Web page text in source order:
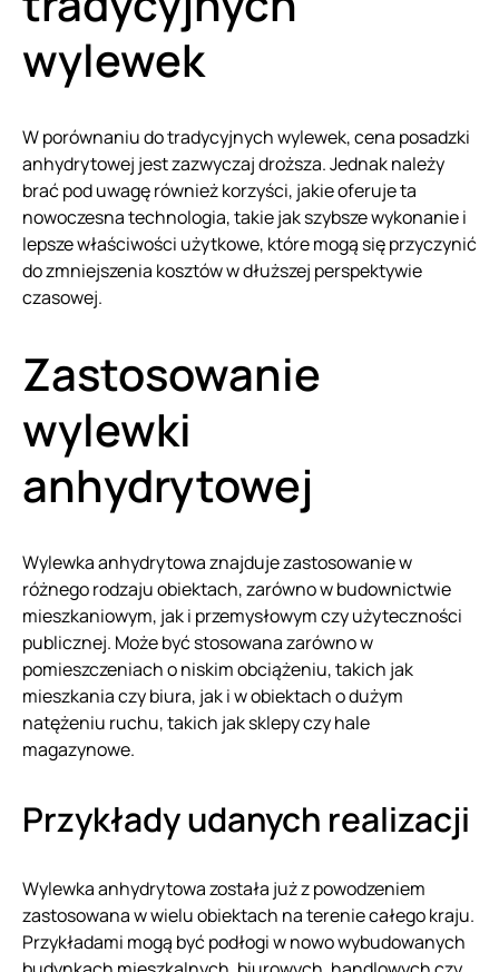
wylewek
W porównaniu do tradycyjnych wylewek, cena posadzki
anhydrytowej jest zazwyczaj droższa. Jednak należy
brać pod uwagę również korzyści, jakie oferuje ta
nowoczesna technologia, takie jak szybsze wykonanie i
lepsze właściwości użytkowe, które mogą się przyczynić
do zmniejszenia kosztów w dłuższej perspektywie
czasowej.
Zastosowanie
wylewki
anhydrytowej
Wylewka anhydrytowa znajduje zastosowanie w
różnego rodzaju obiektach, zarówno w budownictwie
mieszkaniowym, jak i przemysłowym czy użyteczności
publicznej. Może być stosowana zarówno w
pomieszczeniach o niskim obciążeniu, takich jak
mieszkania czy biura, jak i w obiektach o dużym
natężeniu ruchu, takich jak sklepy czy hale
magazynowe.
Przykłady udanych realizacji
Wylewka anhydrytowa została już z powodzeniem
zastosowana w wielu obiektach na terenie całego kraju.
Przykładami mogą być podłogi w nowo wybudowanych